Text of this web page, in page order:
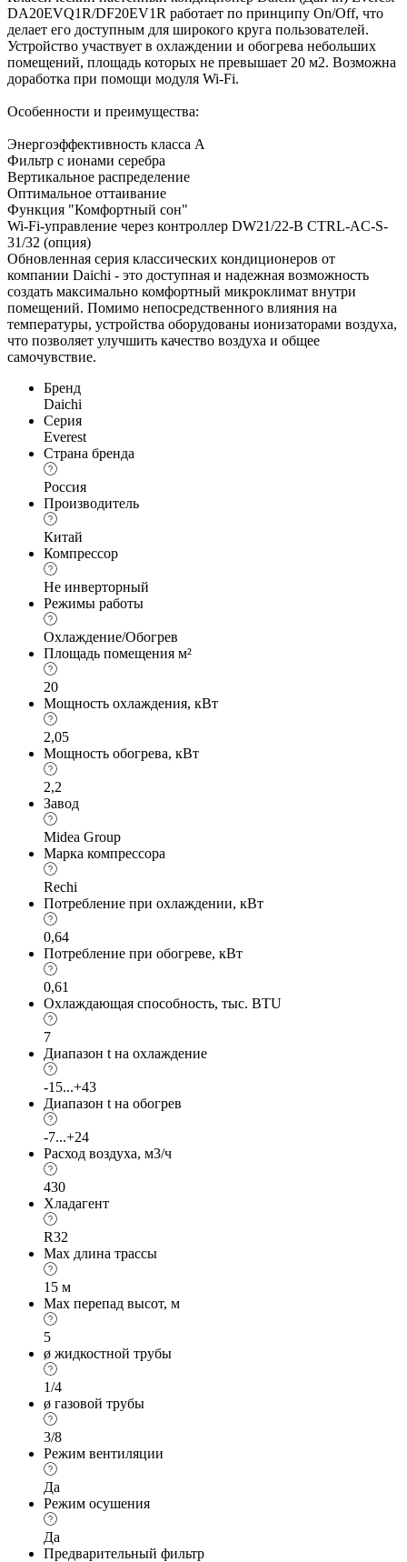
DA20EVQ1R/DF20EV1R работает по принципу On/Off, что
делает его доступным для широкого круга пользователей.
Устройство участвует в охлаждении и обогрева небольших
помещений, площадь которых не превышает 20 м2. Возможна
доработка при помощи модуля Wi-Fi.
Особенности и преимущества:
Энергоэффективность класса А
Фильтр с ионами серебра
Вертикальное распределение
Оптимальное оттаивание
Функция "Комфортный сон"
Wi-Fi-управление через контроллер DW21/22-B CTRL-AC-S-
31/32 (опция)
Обновленная серия классических кондиционеров от
компании Daichi - это доступная и надежная возможность
создать максимально комфортный микроклимат внутри
помещений. Помимо непосредственного влияния на
температуры, устройства оборудованы ионизаторами воздуха,
что позволяет улучшить качество воздуха и общее
самочувствие.
Бренд
Daichi
Серия
Everest
Страна бренда
Россия
Производитель
Китай
Компрессор
Не инверторный
Режимы работы
Охлаждение/Обогрев
Площадь помещения м²
20
Мощность охлаждения, кВт
2,05
Мощность обогрева, кВт
2,2
Завод
Midea Group
Марка компрессора
Rechi
Потребление при охлаждении, кВт
0,64
Потребление при обогреве, кВт
0,61
Охлаждающая способность, тыс. BTU
7
Диапазон t на охлаждение
-15...+43
Диапазон t на обогрев
-7...+24
Расход воздуха, м3/ч
430
Хладагент
R32
Max длина трассы
15 м
Max перепад высот, м
5
ø жидкостной трубы
1/4
ø газовой трубы
3/8
Режим вентиляции
Да
Режим осушения
Да
Предварительный фильтр